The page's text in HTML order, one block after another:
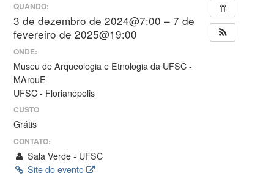
QUANDO:
3 de dezembro de 2024@7:00 – 7 de
fevereiro de 2025@19:00
ONDE:
Museu de Arqueologia e Etnologia da UFSC -
MArquE
UFSC - Florianópolis
CUSTO
Grátis
CONTATO:
Sala Verde - UFSC
Site do evento